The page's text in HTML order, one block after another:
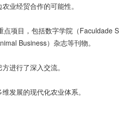
业经贸合作的可能性。
项目，包括数字学院（Faculdade
Business）杂志等刊物。
进行了深入交流。
发展的现代化农业体系。